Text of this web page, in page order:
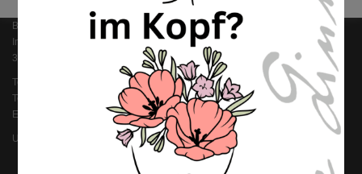
Blumen Link GmbH
Im Streich 8
36124 Eichenzell
Telefon: 0 66 59 / 96 100
Telefax: 0 66 59 / 91 90 01
Email: i
nfo@blumen-link.de
Ust-ID: DE 112 363 852